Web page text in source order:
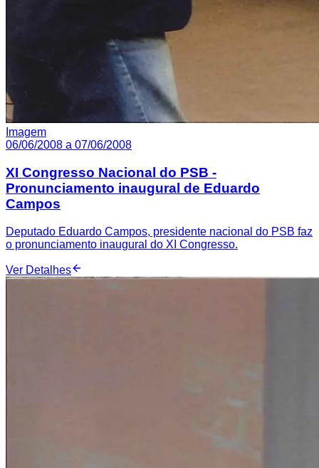
Imagem
06/06/2008 a 07/06/2008
XI Congresso Nacional do PSB -
Pronunciamento inaugural de Eduardo
Campos
Deputado Eduardo Campos, presidente nacional do PSB faz
o pronunciamento inaugural do XI Congresso.
Ver Detalhes